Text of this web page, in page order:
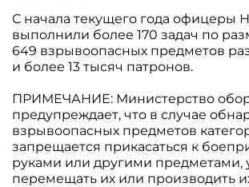
С начала текущего года офицеры
выполнили более 170 задач по
649 взрывоопасных предметов
и более 13 тысяч патронов.
ПРИМЕЧАНИЕ: Министерство
предупреждает, что в случае
взрывоопасных предметов
запрещается прикасаться к
руками или другими предметами,
перемещать их или производить